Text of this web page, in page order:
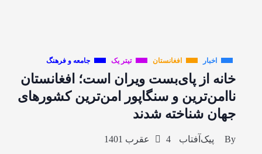
اخبار افغانستان تیتر یک جامعه و فرهنگ
خانه از پای‌بست ویران است؛ افغانستان
ناامن‌ترین و سنگاپور امن‌ترین کشورهای
جهان شناخته شدند
By پیک‌آفتاب 4 عقرب 1401